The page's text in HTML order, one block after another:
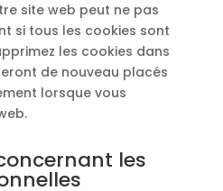
site web peut ne pas
si tous les cookies sont
les cookies dans
de nouveau placés
lorsque vous
les